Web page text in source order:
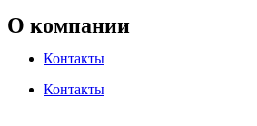
О компании
Контакты
Контакты